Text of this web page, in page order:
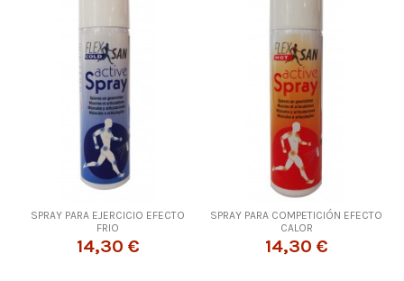
SPRAY PARA EJERCICIO EFECTO
FRIO
14,30 €
SPRAY PARA COMPETICIÓN EFECTO
CALOR
14,30 €